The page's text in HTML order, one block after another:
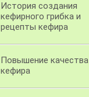
История создания
кефирного грибка и
рецепты кефира
Повышение качества
кефира